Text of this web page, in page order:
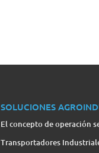
SOLUCIONES
El concepto de operación
Transportadores